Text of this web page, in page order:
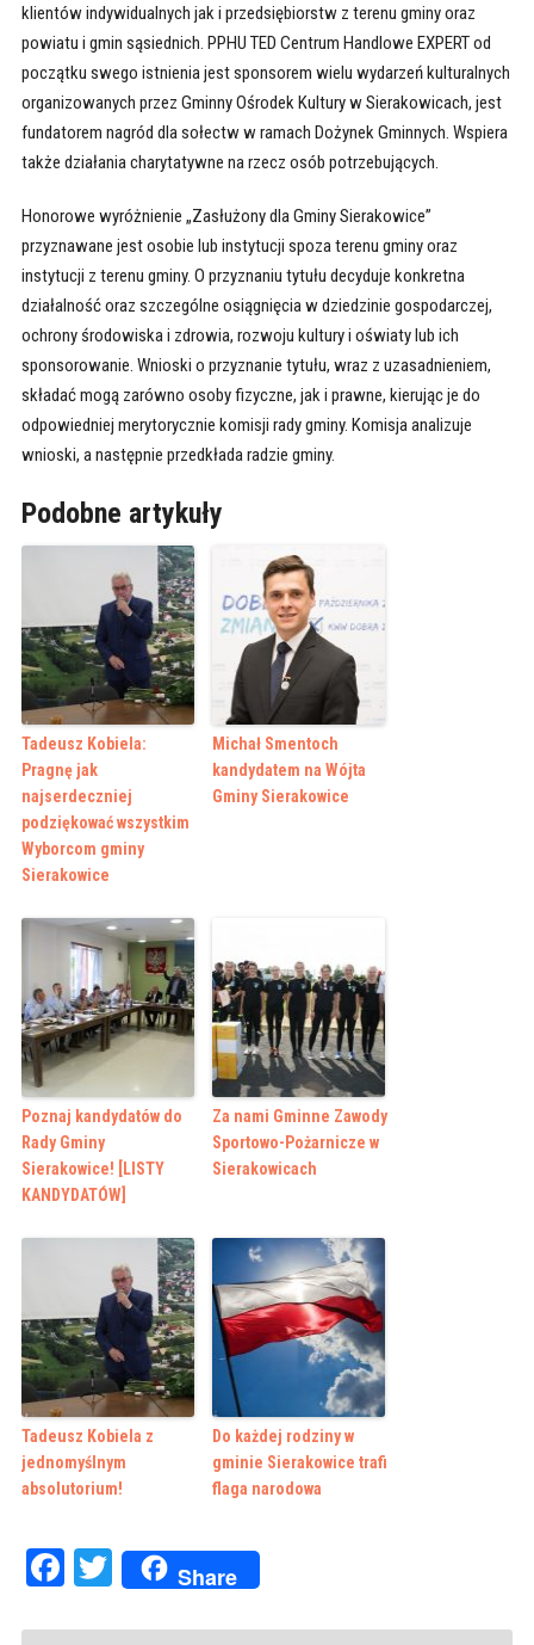
klientów indywidualnych jak i przedsiębiorstw z terenu gminy oraz
powiatu i gmin sąsiednich. PPHU TED Centrum Handlowe EXPERT od
początku swego istnienia jest sponsorem wielu wydarzeń kulturalnych
organizowanych przez Gminny Ośrodek Kultury w Sierakowicach, jest
fundatorem nagród dla sołectw w ramach Dożynek Gminnych. Wspiera
także działania charytatywne na rzecz osób potrzebujących.
Honorowe wyróżnienie „Zasłużony dla Gminy Sierakowice”
przyznawane jest osobie lub instytucji spoza terenu gminy oraz
instytucji z terenu gminy. O przyznaniu tytułu decyduje konkretna
działalność oraz szczególne osiągnięcia w dziedzinie gospodarczej,
ochrony środowiska i zdrowia, rozwoju kultury i oświaty lub ich
sponsorowanie. Wnioski o przyznanie tytułu, wraz z uzasadnieniem,
składać mogą zarówno osoby fizyczne, jak i prawne, kierując je do
odpowiedniej merytorycznie komisji rady gminy. Komisja analizuje
wnioski, a następnie przedkłada radzie gminy.
Podobne artykuły
Tadeusz Kobiela:
Pragnę jak
najserdeczniej
podziękować wszystkim
Wyborcom gminy
Sierakowice
Michał Smentoch
kandydatem na Wójta
Gminy Sierakowice
Poznaj kandydatów do
Rady Gminy
Sierakowice! [LISTY
KANDYDATÓW]
Za nami Gminne Zawody
Sportowo-Pożarnicze w
Sierakowicach
Tadeusz Kobiela z
jednomyślnym
absolutorium!
Do każdej rodziny w
gminie Sierakowice trafi
flaga narodowa
Facebook
Twitter
Share